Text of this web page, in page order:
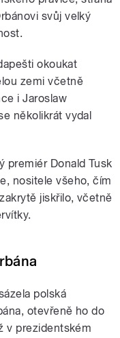
svůj velký
okoukat
zemi včetně
i Jaroslaw
několikrát vydal
premiér Donald Tusk
nositele všeho, čím
jiskřilo, včetně
polská
otevřeně ho do
v prezidentském